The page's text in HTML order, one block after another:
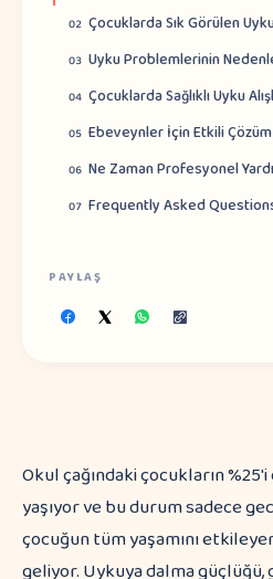
02 Çocuklarda Sık Görülen
03 Uyku Problemlerinin
04 Çocuklarda Sağlıklı Uyku
05 Ebeveynler İçin Etkili Çözüm
06 Ne Zaman Profesyonel
07 Frequently Asked
PAYLAŞ
Okul çağındaki çocukların
yaşıyor ve bu durum sadece
çocuğun tüm yaşamını
geliyor. Uykuya dalma güçlüğü,